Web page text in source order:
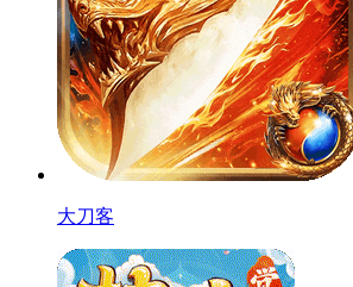
大刀客